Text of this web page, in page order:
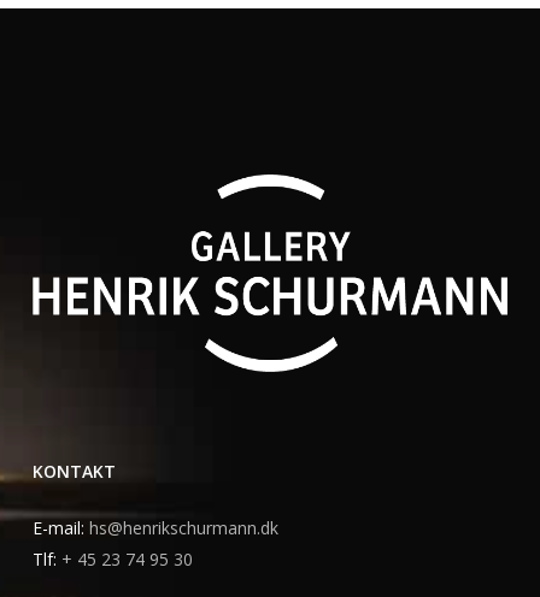
KONTAKT
E-mail: hs@henrikschurmann.dk
Tlf: + 45 23 74 95 30